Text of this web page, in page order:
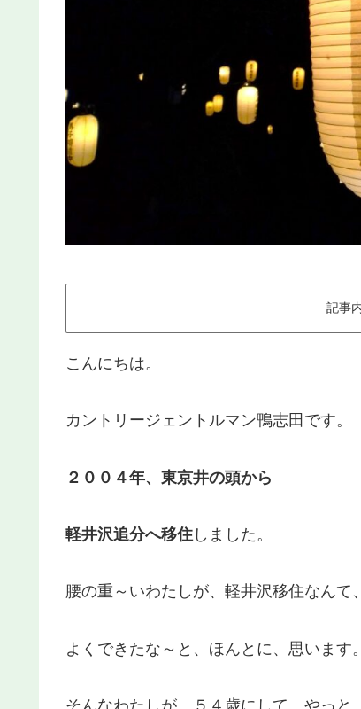
記事
こんにちは。
カントリージェントルマン鴨志田です。
２００４年、東京井の頭から
軽井沢追分へ移住 しました。
腰の重～いわたしが、軽井沢移住なんて、
よくできたな～と、ほんとに、思います。